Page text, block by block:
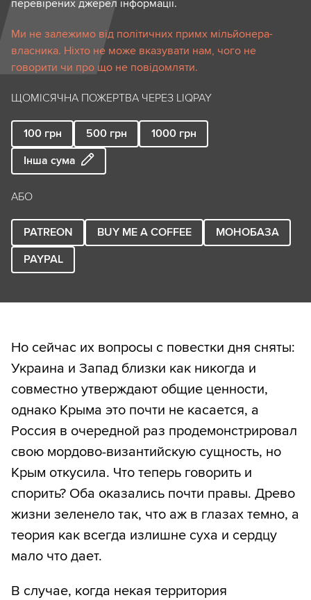
перевірених джерел інформації.
Ми не залежимо від політичних примх мільйонера-
власника. Ніхто не може вказувати нам, чого не
говорити чи про що не повідомляти.
ЩОМІСЯЧНА ПОЖЕРТВА ЧЕРЕЗ LIQPAY
100 грн 500 грн 1000 грн
Інша сума
АБО
PATREON BUY ME A COFFEE
МОНОБАЗА
PAYPAL
Но сейчас их вопросы с повестки дня сняты:
Украина и Запад близки как никогда и
совместно утверждают общие ценности,
однако Крыма это почти не касается, а
Россия в очередной раз продемонстрировал
свою мордово-византийскую сущность, но
Крым откусила. Что теперь говорить и
спорить? Оба оказались почти правы. Древо
жизни зеленело так, что аж в глазах темно, а
теория как всегда излишне суха и сердцу
мало что дает.
В случае, когда некая территория